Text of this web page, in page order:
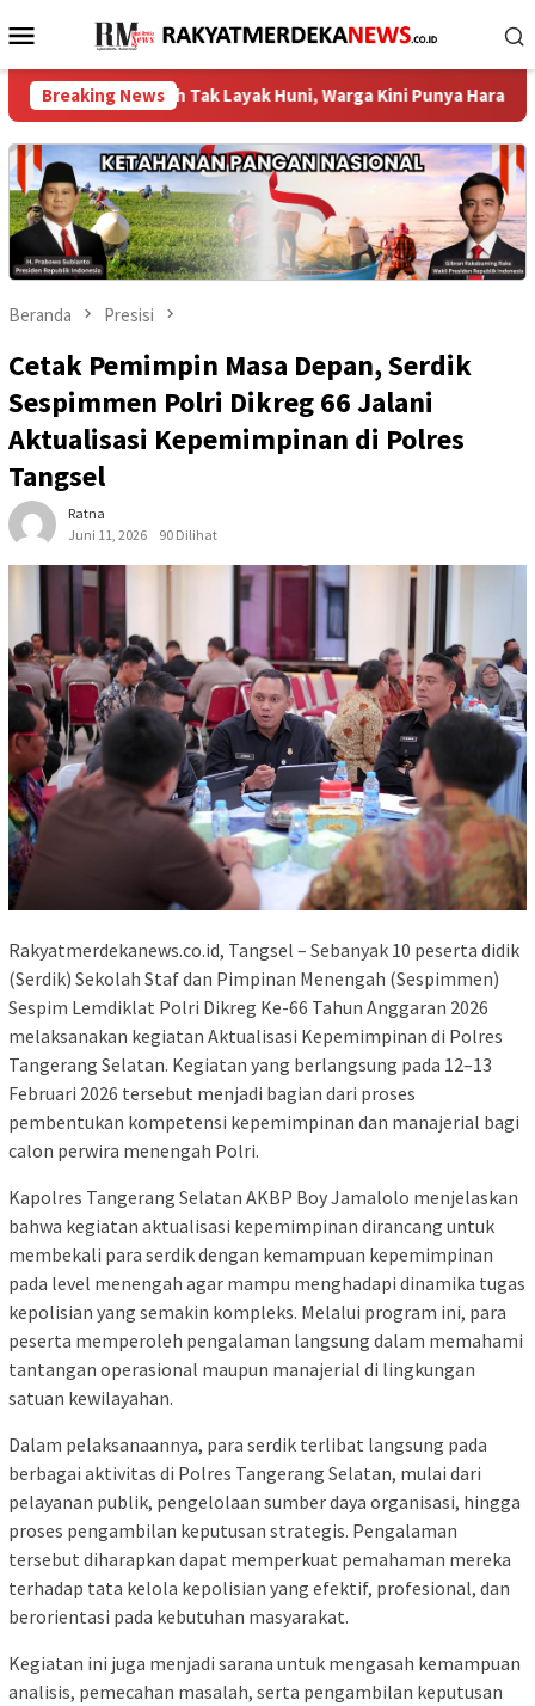
ke
Menu
Mobile
Breaking News
Tak Layak Huni, Warga Kini Punya Harapan Baru
Beranda Presisi
Cetak Pemimpin Masa Depan, Serdik
Sespimmen Polri Dikreg 66 Jalani
Aktualisasi Kepemimpinan di Polres
Tangsel
Ratna
Juni 11, 2026
90 Dilihat
Rakyatmerdekanews.co.id, Tangsel – Sebanyak 10 peserta didik
(Serdik) Sekolah Staf dan Pimpinan Menengah (Sespimmen)
Sespim Lemdiklat Polri Dikreg Ke-66 Tahun Anggaran 2026
melaksanakan kegiatan Aktualisasi Kepemimpinan di Polres
Tangerang Selatan. Kegiatan yang berlangsung pada 12–13
Februari 2026 tersebut menjadi bagian dari proses
pembentukan kompetensi kepemimpinan dan manajerial bagi
calon perwira menengah Polri.
Kapolres Tangerang Selatan AKBP Boy Jamalolo menjelaskan
bahwa kegiatan aktualisasi kepemimpinan dirancang untuk
membekali para serdik dengan kemampuan kepemimpinan
pada level menengah agar mampu menghadapi dinamika tugas
kepolisian yang semakin kompleks. Melalui program ini, para
peserta memperoleh pengalaman langsung dalam memahami
tantangan operasional maupun manajerial di lingkungan
satuan kewilayahan.
Dalam pelaksanaannya, para serdik terlibat langsung pada
berbagai aktivitas di Polres Tangerang Selatan, mulai dari
pelayanan publik, pengelolaan sumber daya organisasi, hingga
proses pengambilan keputusan strategis. Pengalaman
tersebut diharapkan dapat memperkuat pemahaman mereka
terhadap tata kelola kepolisian yang efektif, profesional, dan
berorientasi pada kebutuhan masyarakat.
Kegiatan ini juga menjadi sarana untuk mengasah kemampuan
analisis, pemecahan masalah, serta pengambilan keputusan